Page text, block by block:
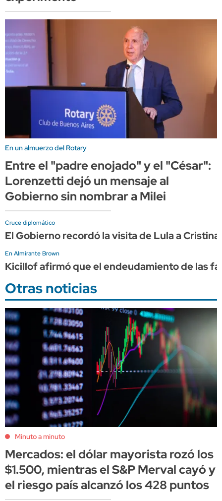
En un almuerzo del Rotary
Entre el "padre enojado" y el "César":
Lorenzetti dejó un mensaje al
Gobierno sin nombrar a Milei
Cruce diplomático
El Gobierno recordó la visita de Lula a
En Almirante Brown
Kicillof afirmó que el endeudamiento de las
Otras noticias
Minuto a minuto
Mercados: el dólar mayorista rozó los
$1.500, mientras el S&P Merval cayó y
el riesgo país alcanzó los 428 puntos